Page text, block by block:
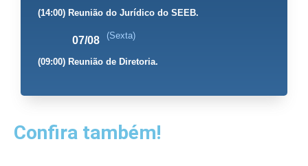
(14:00) Reunião do Jurídico do SEEB.
07/08 (Sexta)
(09:00) Reunião de Diretoria.
Confira também!